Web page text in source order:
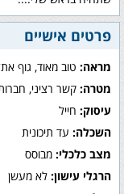
פרטים אישיים
מראה: טוב מאוד, גוף
מטרה: קשר רציני,
עיסוק: חייל
השכלה: עד תיכונית
מצב כלכלי: מבוסס
הרגלי עישון: לא מעשן